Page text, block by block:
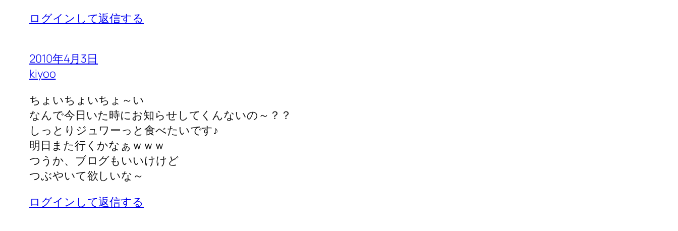
ログインして返信する
2010年4月3日
kiyoo
ちょいちょいちょ～い
なんで今日いた時にお知らせしてくんないの～？？
しっとりジュワーっと食べたいです♪
明日また行くかなぁｗｗｗ
つうか、ブログもいいけけど
つぶやいて欲しいな～
ログインして返信する